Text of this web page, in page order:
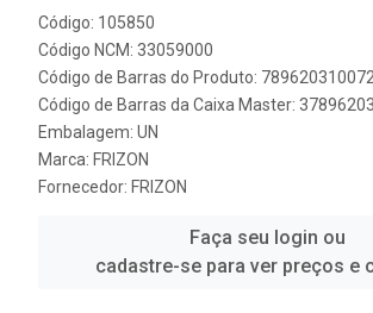
Código: 105850
Código NCM: 33059000
Código de Barras do Produto:
Código de Barras da Caixa Master:
Embalagem: UN
Marca: FRIZON
Fornecedor: FRIZON
Faça seu login ou
cadastre-se para ver preços e